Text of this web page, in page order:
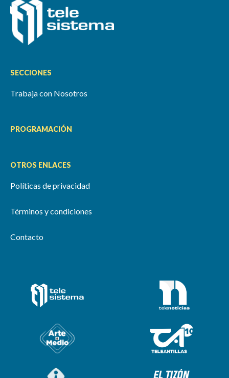
SECCIONES
Trabaja con Nosotros
PROGRAMACIÓN
OTROS ENLACES
Políticas de privacidad
Términos y condiciones
Contacto